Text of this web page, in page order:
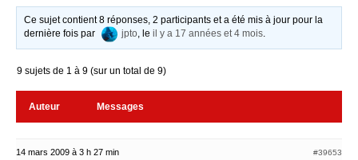
Ce sujet contient 8 réponses, 2 participants et a été mis à jour pour la
dernière fois par
jpto, leil y a 17 années et 4 mois.
9 sujets de 1 à 9 (sur un total de 9)
Auteur Messages
14 mars 2009 à 3 h 27 min #39653